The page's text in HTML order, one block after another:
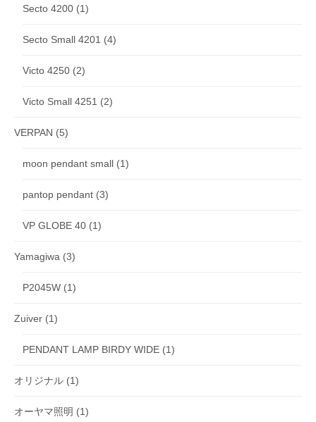
Secto 4200 (1)
Secto Small 4201 (4)
Victo 4250 (2)
Victo Small 4251 (2)
VERPAN (5)
moon pendant small (1)
pantop pendant (3)
VP GLOBE 40 (1)
Yamagiwa (3)
P2045W (1)
Zuiver (1)
PENDANT LAMP BIRDY WIDE (1)
オリジナル (1)
オーヤマ照明 (1)